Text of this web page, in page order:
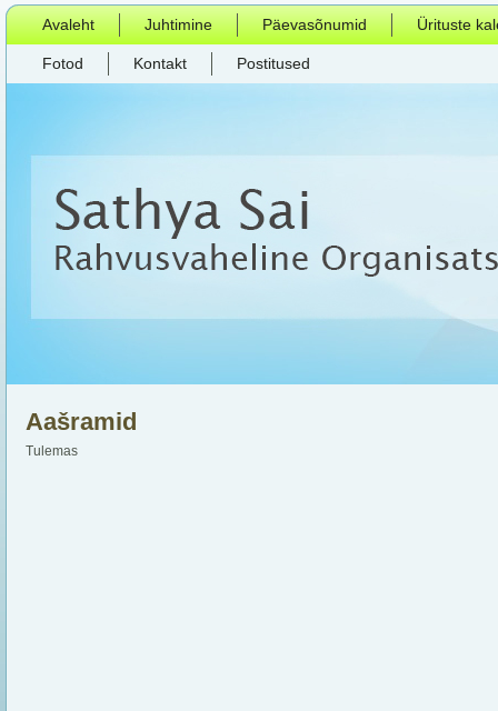
Avaleht Juhtimine Päevasõnumid Ürituste
Fotod Kontakt Postitused
Aašramid
Tulemas